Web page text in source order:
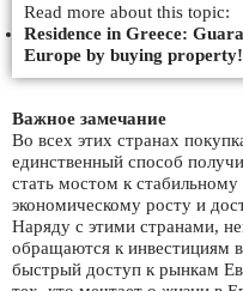
Read more about this topic:
Residence in Greece:
Europe by buying property!
Важное замечание
Во всех этих странах
единственный способ
стать мостом к
экономическому росту и
Наряду с этими странами,
обращаются к инвестициям
быстрый доступ к рынкам